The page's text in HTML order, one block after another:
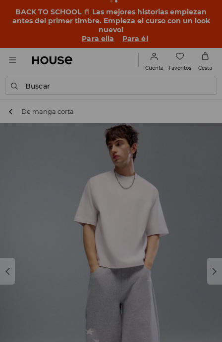
BACK TO SCHOOL 📒 Las mejores historias empiezan
antes del primer timbre. Empieza el curso con un look
nuevo!
Para ella
Para él
Cuenta Favoritos Cesta
Buscar
De manga corta